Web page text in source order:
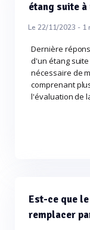
étang suite à
Le 22/11/2023 - 1
Dernière
d'un étang
nécessaire de
comprenant
l'évaluation de
Est-ce que
remplacer